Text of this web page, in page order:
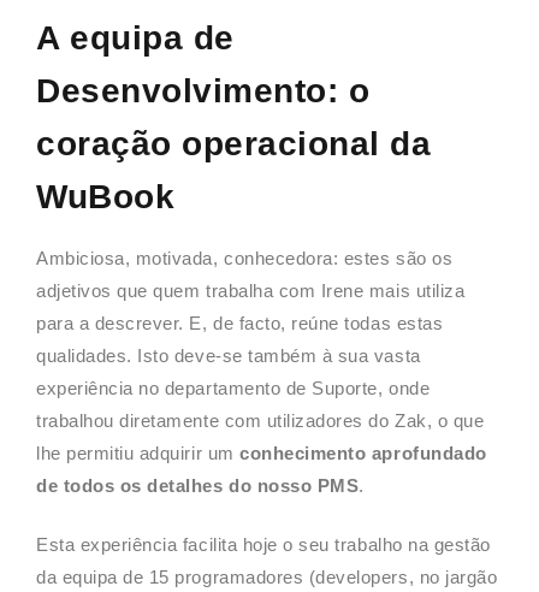
A equipa de
Desenvolvimento: o
coração operacional da
WuBook
Ambiciosa, motivada, conhecedora: estes são os
adjetivos que quem trabalha com Irene mais utiliza
para a descrever. E, de facto, reúne todas estas
qualidades. Isto deve-se também à sua vasta
experiência no departamento de Suporte, onde
trabalhou diretamente com utilizadores do Zak, o que
lhe permitiu adquirir umconhecimento aprofundado
de todos os detalhes do nosso PMS.
Esta experiência facilita hoje o seu trabalho na gestão
da equipa de 15 programadores (developers, no jargão